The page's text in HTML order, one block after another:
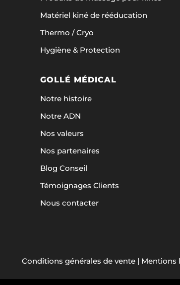
Matériel kiné de rééducation
Thermo / Cryo
Hygiène & Protection
GOLLÉ MÉDICAL
Notre histoire
Notre ADN
Nos valeurs
Nos partenaires
Blog Conseil
Témoignages Clients
Nous contacter
Conditions générales de vente| Mentions